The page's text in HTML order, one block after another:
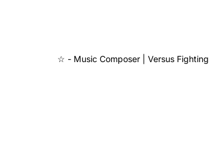
☆ - Music Composer | Versus